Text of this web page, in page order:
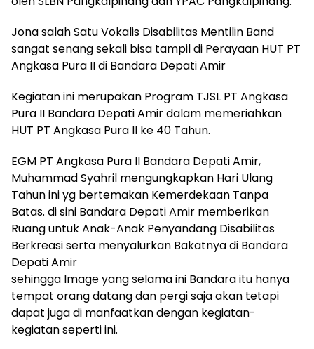
Jona salah Satu Vokalis Disabilitas Mentilin Band
sangat senang sekali bisa tampil di Perayaan HUT PT
Angkasa Pura II di Bandara Depati Amir
Kegiatan ini merupakan Program TJSL PT Angkasa
Pura II Bandara Depati Amir dalam memeriahkan
HUT PT Angkasa Pura II ke 40 Tahun.
EGM PT Angkasa Pura II Bandara Depati Amir,
Muhammad Syahril mengungkapkan Hari Ulang
Tahun ini yg bertemakan Kemerdekaan Tanpa
Batas. di sini Bandara Depati Amir memberikan
Ruang untuk Anak-Anak Penyandang Disabilitas
Berkreasi serta menyalurkan Bakatnya di Bandara
Depati Amir
sehingga Image yang selama ini Bandara itu hanya
tempat orang datang dan pergi saja akan tetapi
dapat juga di manfaatkan dengan kegiatan-
kegiatan seperti ini.